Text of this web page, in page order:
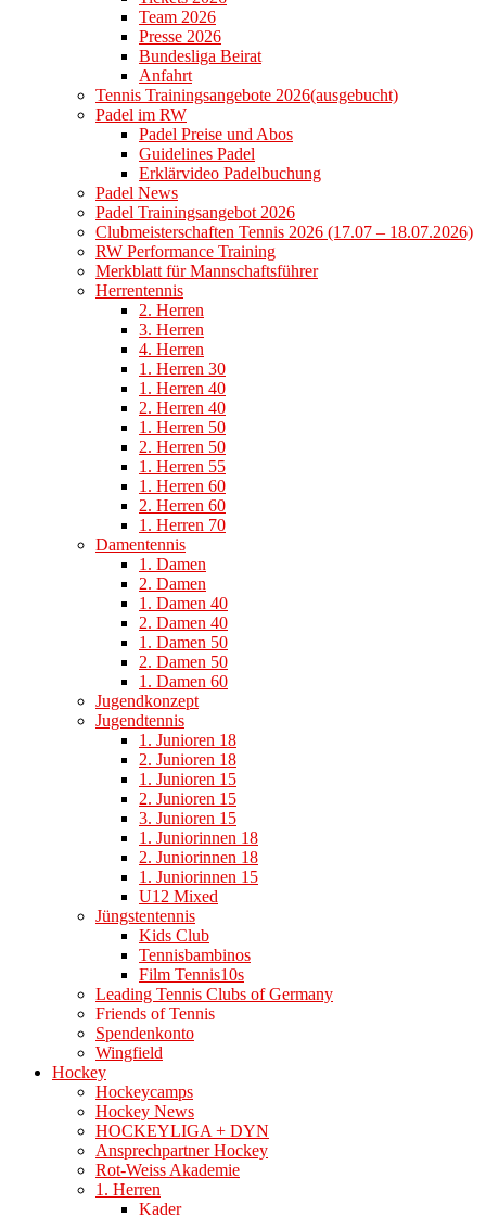
Team 2026
Presse 2026
Bundesliga Beirat
Anfahrt
Tennis Trainingsangebote 2026(ausgebucht)
Padel im RW
Padel Preise und Abos
Guidelines Padel
Erklärvideo Padelbuchung
Padel News
Padel Trainingsangebot 2026
Clubmeisterschaften Tennis 2026 (17.07 – 18.07.2026)
RW Performance Training
Merkblatt für Mannschaftsführer
Herrentennis
2. Herren
3. Herren
4. Herren
1. Herren 30
1. Herren 40
2. Herren 40
1. Herren 50
2. Herren 50
1. Herren 55
1. Herren 60
2. Herren 60
1. Herren 70
Damentennis
1. Damen
2. Damen
1. Damen 40
2. Damen 40
1. Damen 50
2. Damen 50
1. Damen 60
Jugendkonzept
Jugendtennis
1. Junioren 18
2. Junioren 18
1. Junioren 15
2. Junioren 15
3. Junioren 15
1. Juniorinnen 18
2. Juniorinnen 18
1. Juniorinnen 15
U12 Mixed
Jüngstentennis
Kids Club
Tennisbambinos
Film Tennis10s
Leading Tennis Clubs of Germany
Friends of Tennis
Spendenkonto
Wingfield
Hockey
Hockeycamps
Hockey News
HOCKEYLIGA + DYN
Ansprechpartner Hockey
Rot-Weiss Akademie
1. Herren
Kader